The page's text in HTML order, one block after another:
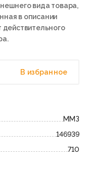
вида товара,
в описании
действительного
В избранное
ММЗ
146939
710